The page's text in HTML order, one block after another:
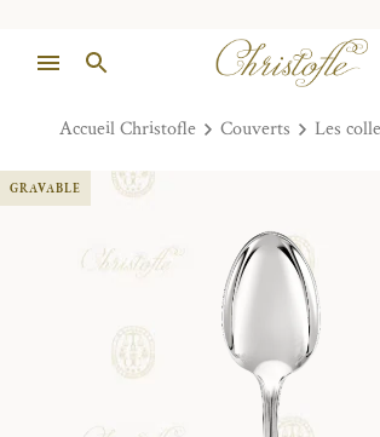
Accueil Christofle Couverts Les
GRAVABLE